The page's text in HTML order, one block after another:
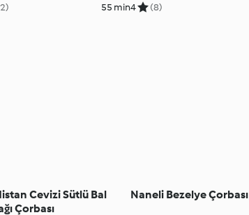
55 min4 (8)
Cevizi Sütlü Bal
Çorbası
Naneli Bezelye Çorbası